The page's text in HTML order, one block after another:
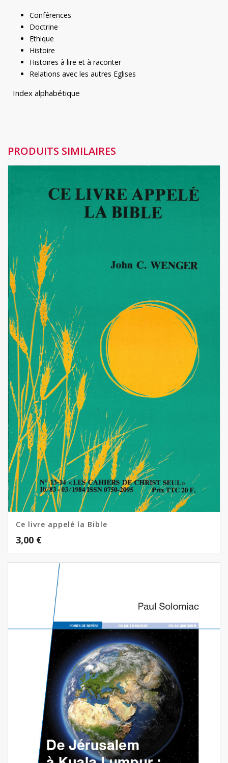
Conférences
Doctrine
Ethique
Histoire
Histoires à lire et à raconter
Relations avec les autres Eglises
Index alphabétique
PRODUITS SIMILAIRES
Ce livre appelé la Bible
3,00 €